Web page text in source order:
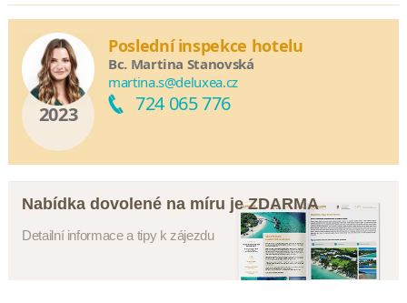
2023
Poslední inspekce hotelu
Bc. Martina Stanovská
martina.s@deluxea.cz
724 065 776
Nabídka dovolené na míru je ZDARMA
Detailní informace a tipy k zájezdu